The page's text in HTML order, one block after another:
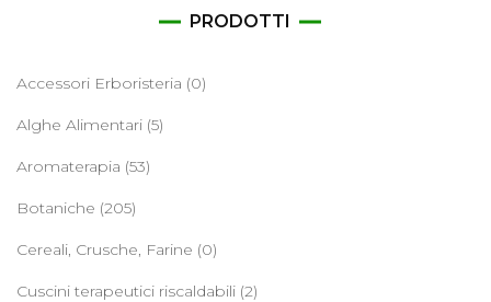
PRODOTTI
Accessori Erboristeria (0)
Alghe Alimentari (5)
Aromaterapia (53)
Botaniche (205)
Cereali, Crusche, Farine (0)
Cuscini terapeutici riscaldabili (2)